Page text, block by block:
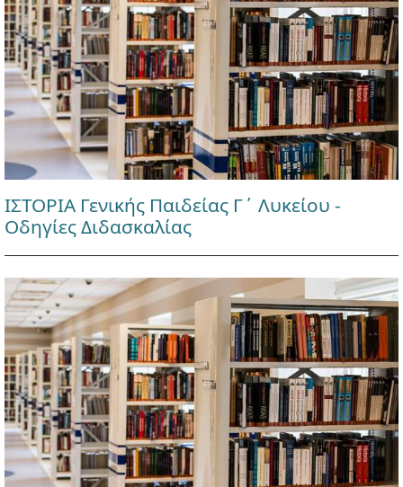
ΙΣΤΟΡΙΑ Γενικής Παιδείας Γ΄ Λυκείου -
Οδηγίες Διδασκαλίας